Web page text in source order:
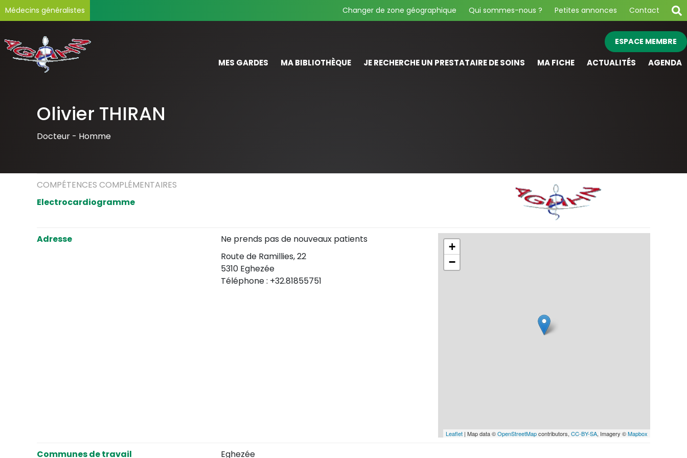
Médecins généralistes Changer de zone géographique Qui sommes-nous ? Petites annonces Contact
ESPACE MEMBRE
MES GARDES MA BIBLIOTHÈQUE JE RECHERCHE UN PRESTATAIRE DE SOINS MA FICHE ACTUALITÉS AGENDA
Olivier THIRAN
Docteur - Homme
COMPÉTENCES COMPLÉMENTAIRES
Electrocardiogramme
Adresse
Ne prends pas de nouveaux patients
Route de Ramillies, 22
5310 Eghezée
Téléphone : +32.81855751
+
−
Leaflet | Map data ©OpenStreetMapcontributors, CC-BY-SA, Imagery ©Mapbox
Communes de travail Eghezée